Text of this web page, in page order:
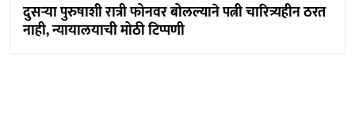
दुसऱ्या पुरुषाशी रात्री फोनवर बोलल्याने पत्नी चारित्र्यहीन ठरत
नाही, न्यायालयाची मोठी टिप्पणी